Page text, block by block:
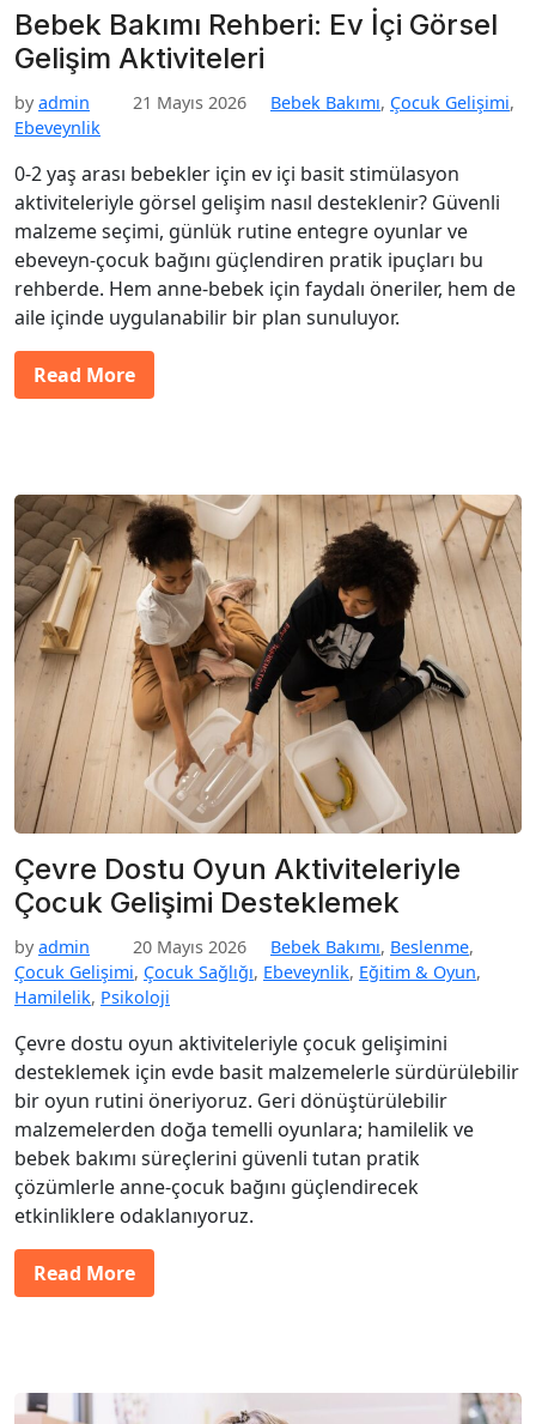
Bebek Bakımı Rehberi: Ev İçi Görsel
Gelişim Aktiviteleri
by admin 21 Mayıs 2026 Bebek Bakımı, Çocuk Gelişimi,
Ebeveynlik
0-2 yaş arası bebekler için ev içi basit stimülasyon
aktiviteleriyle görsel gelişim nasıl desteklenir? Güvenli
malzeme seçimi, günlük rutine entegre oyunlar ve
ebeveyn-çocuk bağını güçlendiren pratik ipuçları bu
rehberde. Hem anne-bebek için faydalı öneriler, hem de
aile içinde uygulanabilir bir plan sunuluyor.
Read More
Çevre Dostu Oyun Aktiviteleriyle
Çocuk Gelişimi Desteklemek
by admin 20 Mayıs 2026 Bebek Bakımı, Beslenme,
Çocuk Gelişimi, Çocuk Sağlığı, Ebeveynlik, Eğitim & Oyun,
Hamilelik, Psikoloji
Çevre dostu oyun aktiviteleriyle çocuk gelişimini
desteklemek için evde basit malzemelerle sürdürülebilir
bir oyun rutini öneriyoruz. Geri dönüştürülebilir
malzemelerden doğa temelli oyunlara; hamilelik ve
bebek bakımı süreçlerini güvenli tutan pratik
çözümlerle anne-çocuk bağını güçlendirecek
etkinliklere odaklanıyoruz.
Read More